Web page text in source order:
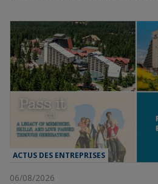
ACTUS DES ENTREPRISES
06/08/2026